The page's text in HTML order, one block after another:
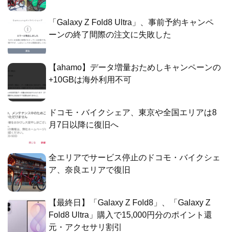
「Galaxy Z Fold8 Ultra」、事前予約キャンペ
ーンの終了間際の注文に失敗した
【ahamo】データ増量おためしキャンペーンの
+10GBは海外利用不可
ドコモ・バイクシェア、東京や全国エリアは8
月7日以降に復旧へ
全エリアでサービス停止のドコモ・バイクシェ
ア、奈良エリアで復旧
【最終日】「Galaxy Z Fold8」、「Galaxy Z
Fold8 Ultra」購入で15,000円分のポイント還
元・アクセサリ割引